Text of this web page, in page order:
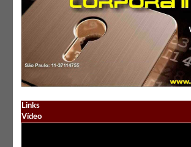
Links
Vídeo